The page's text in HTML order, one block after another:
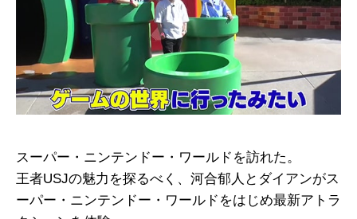
スーパー・ニンテンドー・ワールドを訪れた。
王者USJの魅力を探るべく、河合郁人とダイアンがス
ーパー・ニンテンドー・ワールドをはじめ最新アトラ